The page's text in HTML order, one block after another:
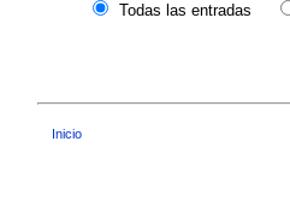
Todas las entradas
Inicio